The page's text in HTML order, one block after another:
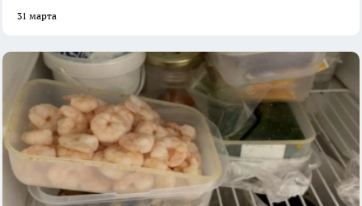
31 марта